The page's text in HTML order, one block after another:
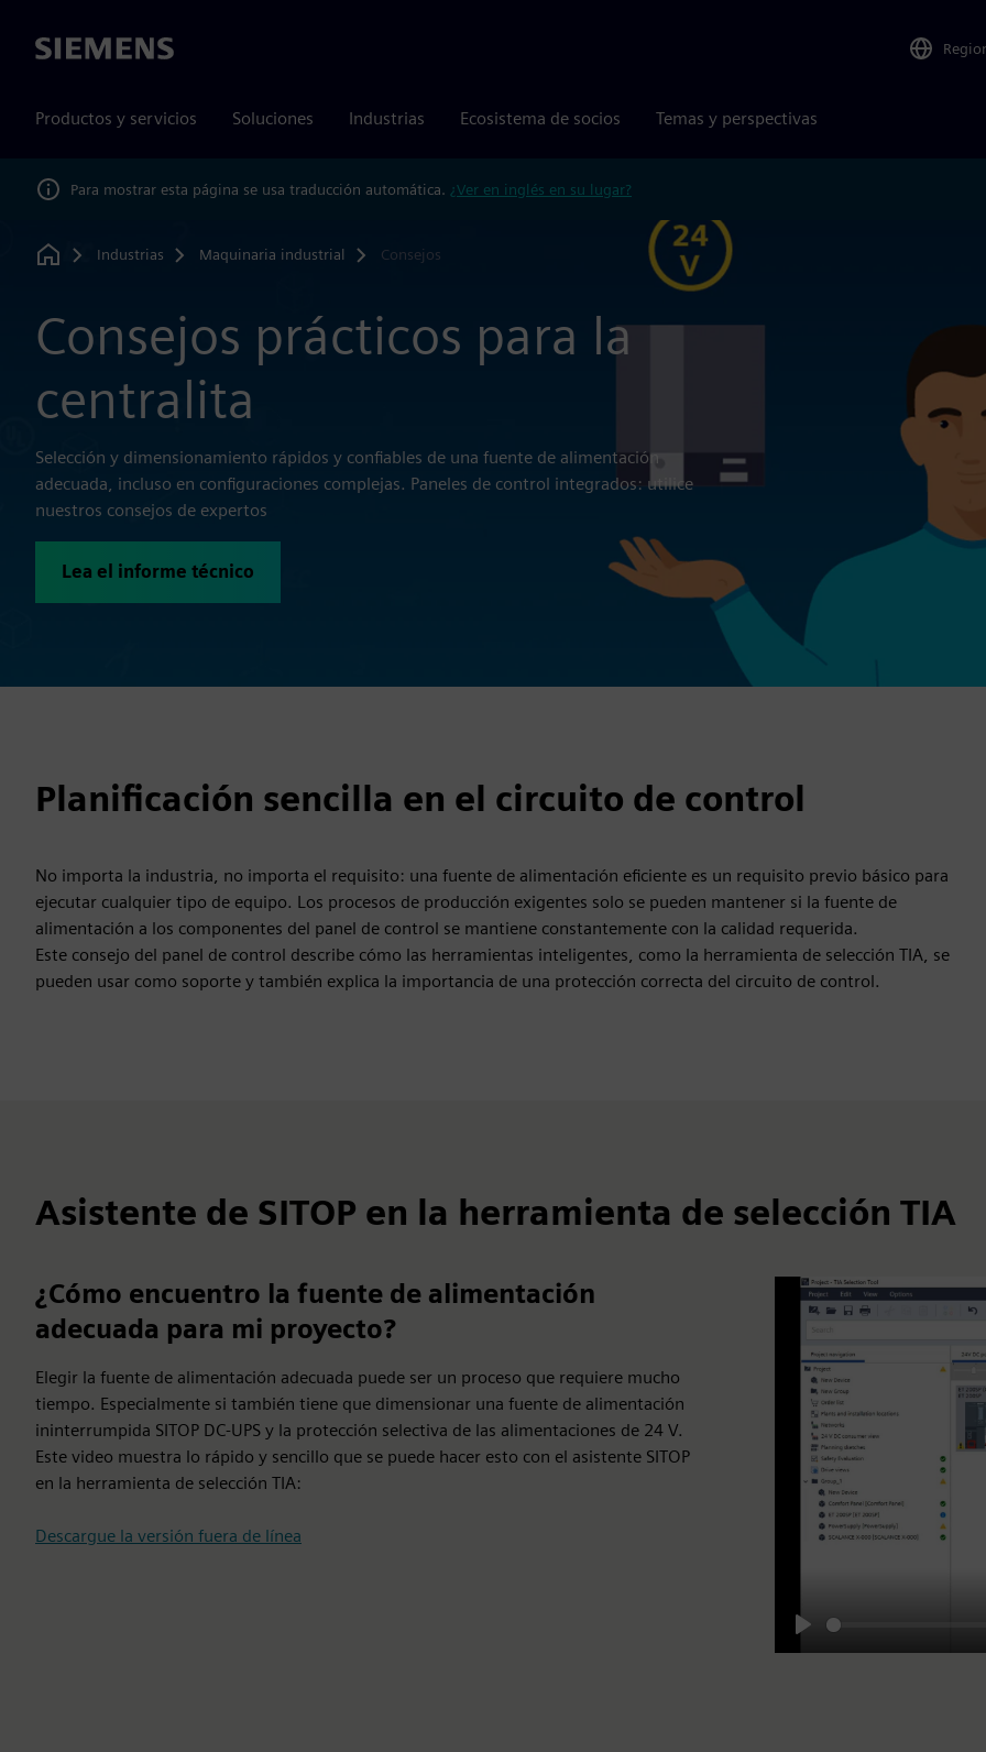
Siemens
Productos y servicios Soluciones Industrias Ecosistema de socios Temas y perspectivas
Para mostrar esta página se usa traducción automática. ¿Ver en inglés en su lugar?
Home
Industrias Maquinaria industrial Consejos
Consejos prácticos para la
centralita
Selección y dimensionamiento rápidos y confiables de una fuente de alimentación
adecuada, incluso en configuraciones complejas. Paneles de control integrados: utilice
nuestros consejos de expertos
Lea el informe técnico
Planificación sencilla en el circuito de control
No importa la industria, no importa el requisito: una fuente de alimentación eficiente es un requisito previo básico para
ejecutar cualquier tipo de equipo. Los procesos de producción exigentes solo se pueden mantener si la fuente de
alimentación a los componentes del panel de control se mantiene constantemente con la calidad requerida.
Este consejo del panel de control describe cómo las herramientas inteligentes, como la herramienta de selección TIA, se
pueden usar como soporte y también explica la importancia de una protección correcta del circuito de control.
Asistente de SITOP en la herramienta de selección TIA
¿Cómo encuentro la fuente de alimentación
adecuada para mi proyecto?
Elegir la fuente de alimentación adecuada puede ser un proceso que requiere mucho
tiempo. Especialmente si también tiene que dimensionar una fuente de alimentación
ininterrumpida SITOP DC-UPS y la protección selectiva de las alimentaciones de 24 V.
Este video muestra lo rápido y sencillo que se puede hacer esto con el asistente SITOP
en la herramienta de selección TIA:
Descargue la versión fuera de línea
Play